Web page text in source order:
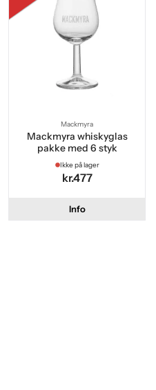
Mackmyra
Mackmyra whiskyglas
pakke med 6 styk
Ikke på lager
kr.477
Info